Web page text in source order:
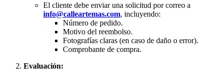
El cliente debe enviar una solicitud por correo a
info@calleartemas.com, incluyendo:
Número de pedido.
Motivo del reembolso.
Fotografías claras (en caso de daño o error).
Comprobante de compra.
Evaluación: